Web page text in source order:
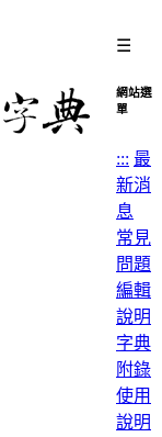
☰
網站選
單
::: 最
新消
息
常見
問題
編輯
說明
字典
附錄
使用
說明